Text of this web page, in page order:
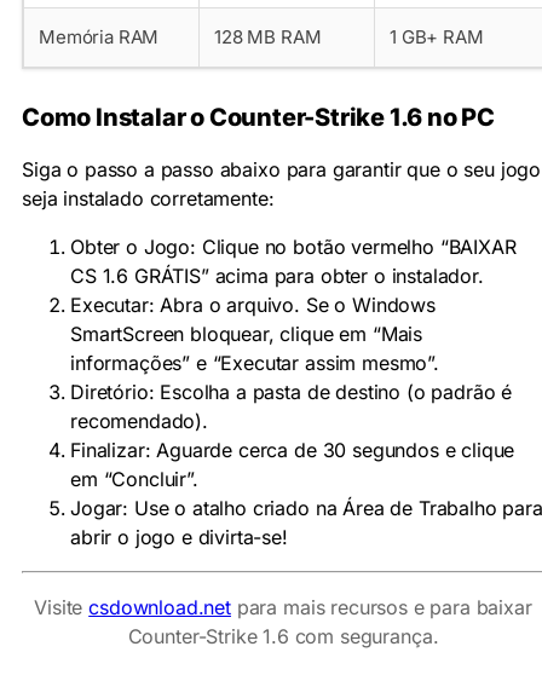
Memória RAM 128 MB RAM 1 GB+ RAM
Como Instalar o Counter-Strike 1.6 no PC
Siga o passo a passo abaixo para garantir que o seu jogo
seja instalado corretamente:
Obter o Jogo: Clique no botão vermelho “BAIXAR
CS 1.6 GRÁTIS” acima para obter o instalador.
Executar: Abra o arquivo. Se o Windows
SmartScreen bloquear, clique em “Mais
informações” e “Executar assim mesmo”.
Diretório: Escolha a pasta de destino (o padrão é
recomendado).
Finalizar: Aguarde cerca de 30 segundos e clique
em “Concluir”.
Jogar: Use o atalho criado na Área de Trabalho para
abrir o jogo e divirta-se!
Visitecsdownload.netpara mais recursos e para baixar
Counter-Strike 1.6 com segurança.